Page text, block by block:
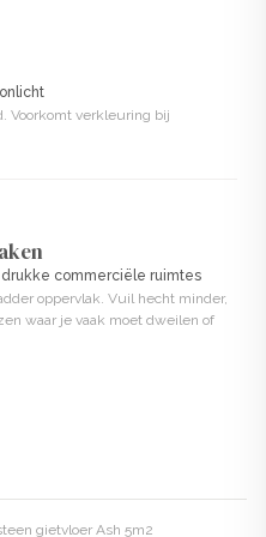
Lavasteen variant met
vloeibaar
tegen intensief gebruik.
uitstraling.
Voorkomt verkleuring bij
commerciële ruimtes
oppervlak. Vuil hecht minder,
waar je vaak moet dweilen of
gietvloer Ash 5m2